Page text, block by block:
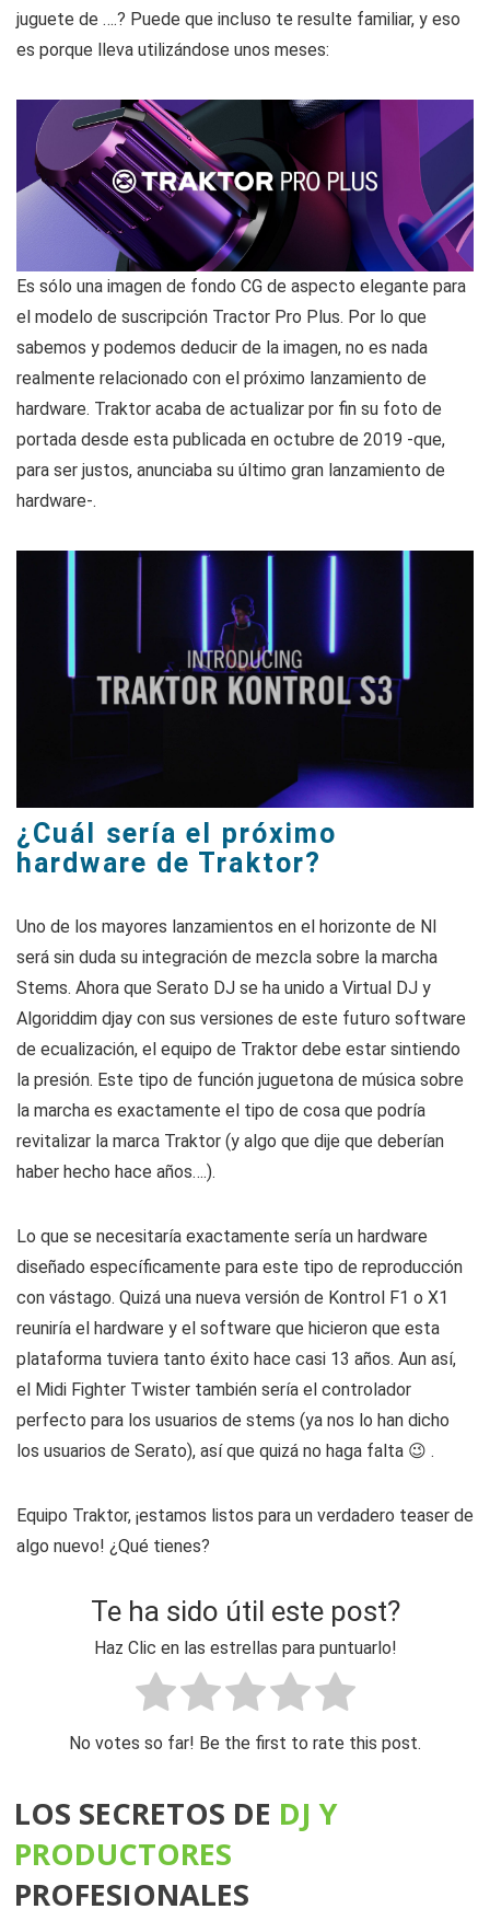
juguete de ….? Puede que incluso te resulte familiar, y eso
es porque lleva utilizándose unos meses:
Es sólo una imagen de fondo CG de aspecto elegante para
el modelo de suscripción Tractor Pro Plus. Por lo que
sabemos y podemos deducir de la imagen, no es nada
realmente relacionado con el próximo lanzamiento de
hardware. Traktor acaba de actualizar por fin su foto de
portada desde esta publicada en octubre de 2019 -que,
para ser justos, anunciaba su último gran lanzamiento de
hardware-.
¿Cuál sería el próximo
hardware de Traktor?
Uno de los mayores lanzamientos en el horizonte de NI
será sin duda su integración de mezcla sobre la marcha
Stems. Ahora que Serato DJ se ha unido a Virtual DJ y
Algoriddim djay con sus versiones de este futuro software
de ecualización, el equipo de Traktor debe estar sintiendo
la presión. Este tipo de función juguetona de música sobre
la marcha es exactamente el tipo de cosa que podría
revitalizar la marca Traktor (y algo que dije que deberían
haber hecho hace años….).
Lo que se necesitaría exactamente sería un hardware
diseñado específicamente para este tipo de reproducción
con vástago. Quizá una nueva versión de Kontrol F1 o X1
reuniría el hardware y el software que hicieron que esta
plataforma tuviera tanto éxito hace casi 13 años. Aun así,
el Midi Fighter Twister también sería el controlador
perfecto para los usuarios de stems (ya nos lo han dicho
los usuarios de Serato), así que quizá no haga falta 😉 .
Equipo Traktor, ¡estamos listos para un verdadero teaser de
algo nuevo! ¿Qué tienes?
Te ha sido útil este post?
Haz Clic en las estrellas para puntuarlo!
No votes so far! Be the first to rate this post.
LOS SECRETOS DE DJ Y
PRO DUCTORES
PROFESIONALES